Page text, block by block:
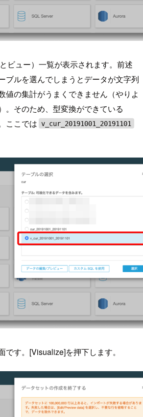
ビュー）一覧が表示されます。前述
ブルを選んでしまうとデータが文字列
値の集計がうまくできません（やりよ
。そのため、型変換ができている
ここでは v_cur_20191001_20191101
です。[Visualize]を押下します。